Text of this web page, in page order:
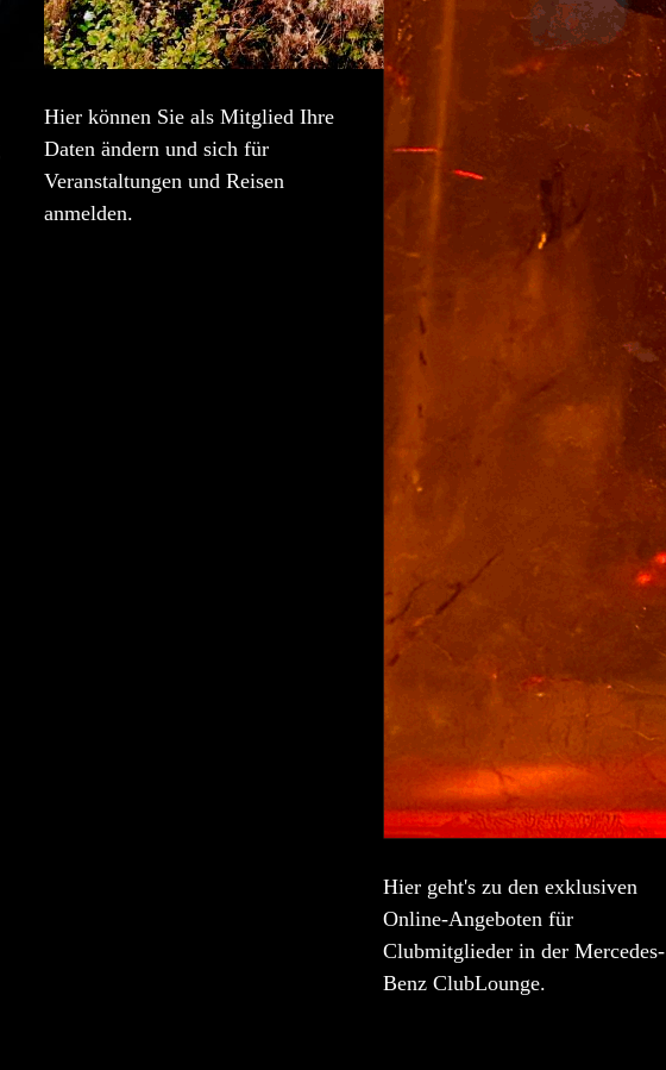
Hier können Sie als Mitglied Ihre
Daten ändern und sich für
Veranstaltungen und Reisen
anmelden.
Hier geht's zu den exklusiven
Online-Angeboten für
Clubmitglieder in der Mercedes-
Benz ClubLounge.